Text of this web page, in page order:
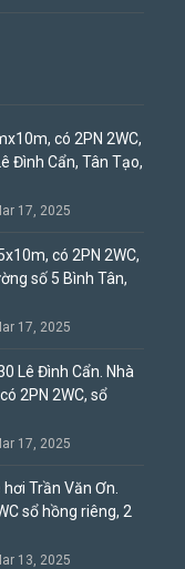
có 2PN 2WC,
Đình Cẩn, Tân Tạo,
17, 2025
có 2PN 2WC,
số 5 Bình Tân,
17, 2025
Lê Đình Cẩn. Nhà
2PN 2WC, sổ
17, 2025
Trần Văn Ơn.
sổ hồng riêng, 2
13, 2025